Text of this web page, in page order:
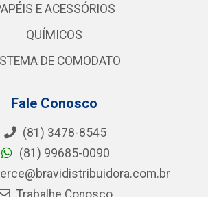
E ACESSÓRIOS
QUÍMICOS
DE COMODATO
Fale Conosco
(81) 3478-8545
(81) 99685-0090
Trabalhe Conosco